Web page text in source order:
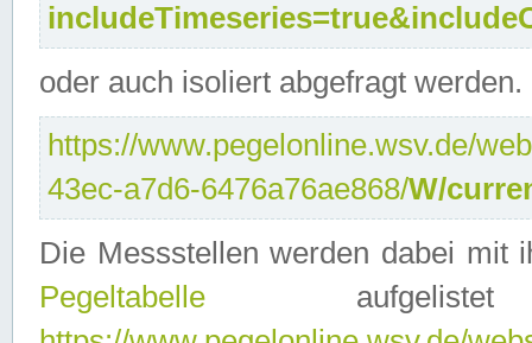
oder auch isoliert abgefragt werden.
https://www.pegelonline.wsv.de/
43ec-a7d6-6476a76ae868/W/
Die Messstellen werden dabei mit
Pegeltabelle